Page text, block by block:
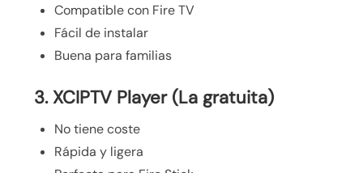
Compatible con Fire TV
Fácil de instalar
Buena para familias
3. XCIPTV Player (La gratuita)
No tiene coste
Rápida y ligera